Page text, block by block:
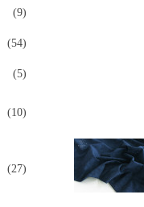
(9)
(54)
(5)
(10)
(27)